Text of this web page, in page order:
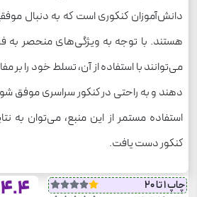
دانش‌آموزان کنکوری است که به دنبال
هستند. با توجه به ویژگی‌های منحصر به
می‌توانند با استفاده از آن، تسلط خود را بر
دهند و به راحتی در کنکور سراسری موفق
استفاده مستمر از این منبع، می‌توان به
کنکور دست یافت.
چاپ 1 تا 20
4.4